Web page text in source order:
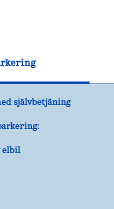
självbetjäning
elbil